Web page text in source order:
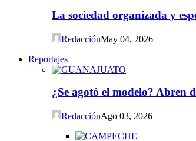
La sociedad organizada y
RedacciónMay 04, 2026
Reportajes
¿Se agotó el modelo? Abren
RedacciónAgo 03, 2026